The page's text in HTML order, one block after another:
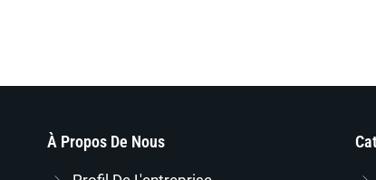
À Propos De Nous